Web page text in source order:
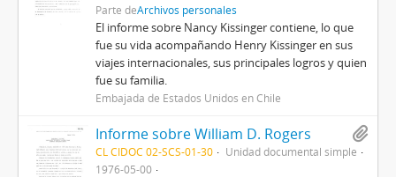
Parte deArchivos personales
El informe sobre Nancy Kissinger contiene, lo que
fue su vida acompañando Henry Kissinger en sus
viajes internacionales, sus principales logros y quien
fue su familia.
Embajada de Estados Unidos en Chile
Informe sobre William D. Rogers
CL CIDOC 02-SCS-01-30
Unidad documental simple
1976-05-00